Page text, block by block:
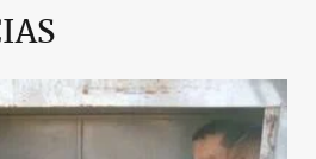
deixar o Brasil